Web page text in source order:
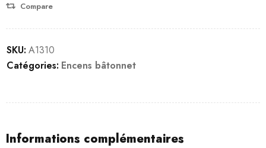
Compare
SKU: A1310
Catégories: Encens bâtonnet
Informations complémentaires